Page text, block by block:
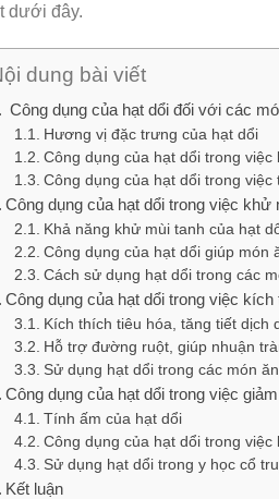
dưới đây.
dung bài viết
Công dụng của hạt dổi đối với các
Hương vị đặc trưng của hạt dổi
Công dụng của hạt dổi trong
Công dụng của hạt dổi trong
Công dụng của hạt dổi trong việc khử
Khả năng khử mùi tanh của hạt
Công dụng của hạt dổi giúp món
Cách sử dụng hạt dổi trong các
Công dụng của hạt dổi trong việc
Kích thích tiêu hóa, tăng tiết dịch
Hỗ trợ đường ruột, giúp nhuận
Sử dụng hạt dổi trong các món
Công dụng của hạt dổi trong việc
Tính ấm của hạt dổi
Công dụng của hạt dổi trong
Sử dụng hạt dổi trong y học cổ
Kết luận